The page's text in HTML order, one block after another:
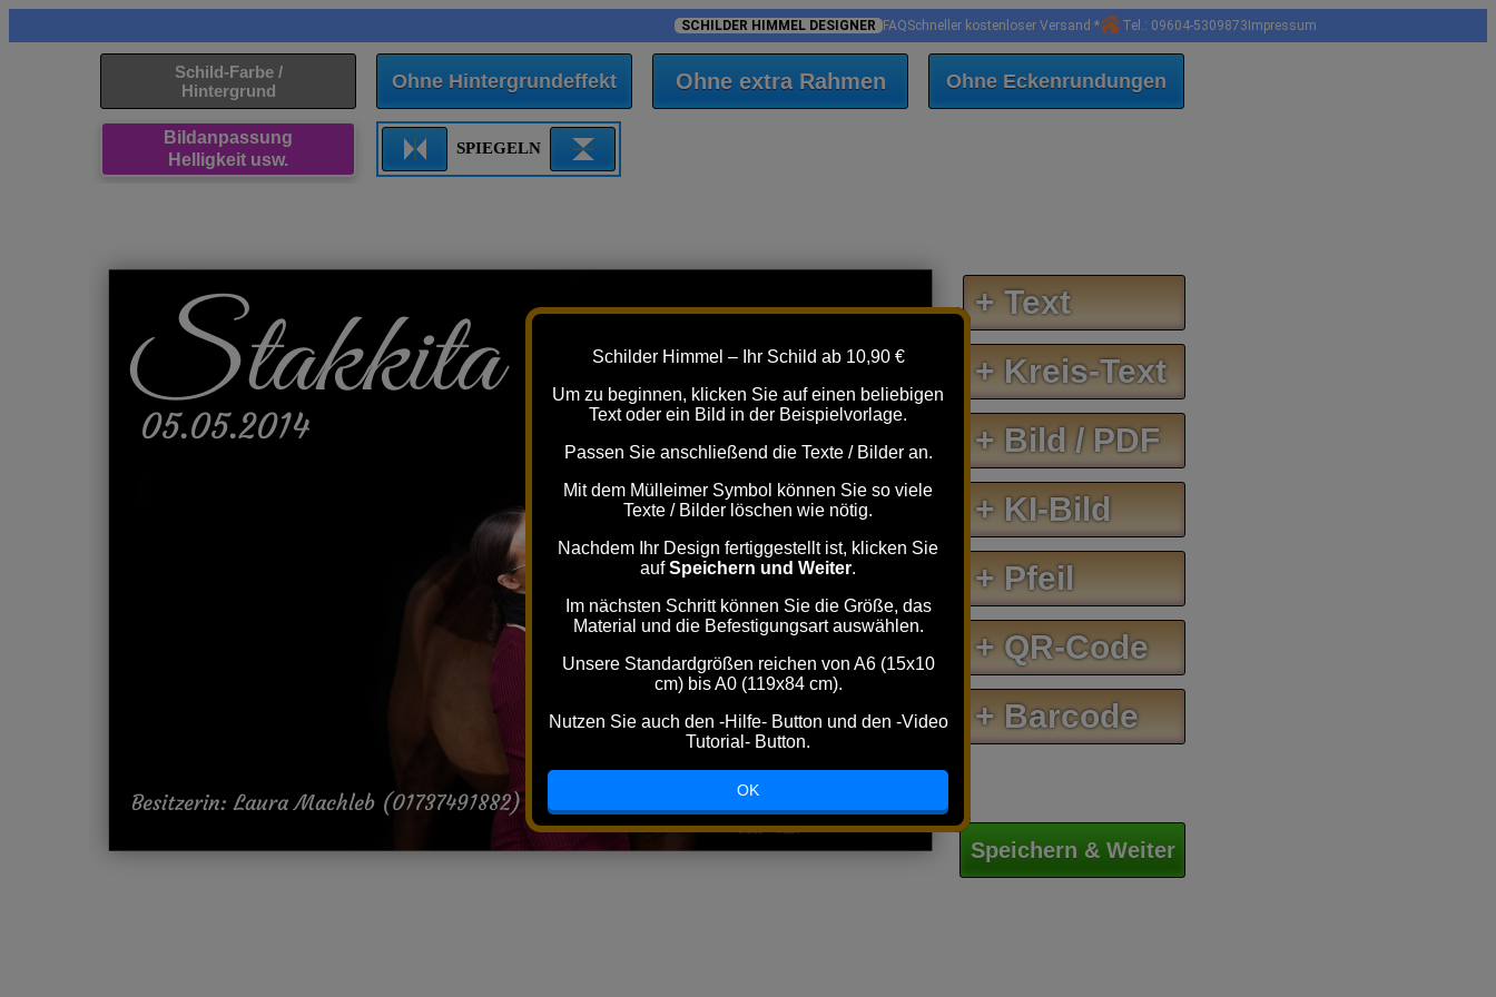
SCHILDER HIMMEL DESIGNER FAQSchneller kostenloser Versand * Tel.: 09604-5309873 Impressum
Schild-Farbe /
Hintergrund
Ohne Hintergrundeffekt Ohne extra Rahmen Ohne Eckenrundungen
Bildanpassung
Helligkeit usw.
SPIEGELN
Stakkita
05.05.2014
Besitzerin: Laura Machleb (01737491882)
+ Text
+ Kreis-Text
+ Bild / PDF
+ KI-Bild
+ Pfeil
+ QR-Code
+ Barcode
Speichern & Weiter
Schilder Himmel – Ihr Schild ab 10,90 €
Um zu beginnen, klicken Sie auf einen beliebigen
Text oder ein Bild in der Beispielvorlage.
Passen Sie anschließend die Texte / Bilder an.
Mit dem Mülleimer Symbol können Sie so viele
Texte / Bilder löschen wie nötig.
Nachdem Ihr Design fertiggestellt ist, klicken Sie
aufSpeichern und Weiter.
Im nächsten Schritt können Sie die Größe, das
Material und die Befestigungsart auswählen.
Unsere Standardgrößen reichen von A6 (15x10
cm) bis A0 (119x84 cm).
Nutzen Sie auch den -Hilfe- Button und den -Video
Tutorial- Button.
OK